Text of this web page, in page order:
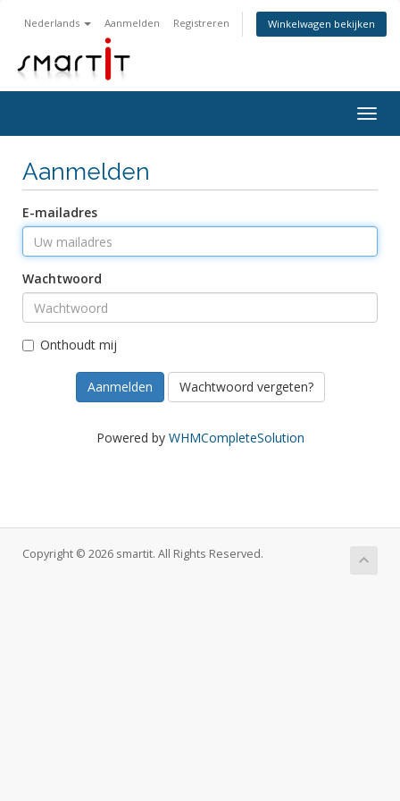
Nederlands Aanmelden Registreren Winkelwagen bekijken
Aanmelden
E-mailadres
Wachtwoord
Onthoudt mij
Wachtwoord vergeten?
Powered by WHMCompleteSolution
Copyright © 2026 smartit. All Rights Reserved.